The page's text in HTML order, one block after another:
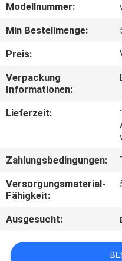
KONTAKT
MIT
NEUIGKEITEN
RECHTSSACHEN
SITEMAP
Modellnummer:
Min Bestellmenge:
Preis:
Verpackung
Informationen:
Lieferzeit:
Zahlungsbedingungen:
Versorgungsmaterial-
Fähigkeit:
Ausgesucht: